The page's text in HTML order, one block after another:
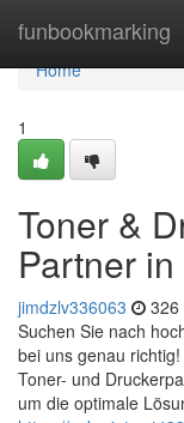
funbookmarking
Home
Home
1
Toner &
Partner
jimdzlv336063 326
Suchen Sie nach
bei uns genau
Toner- und
um die optimale